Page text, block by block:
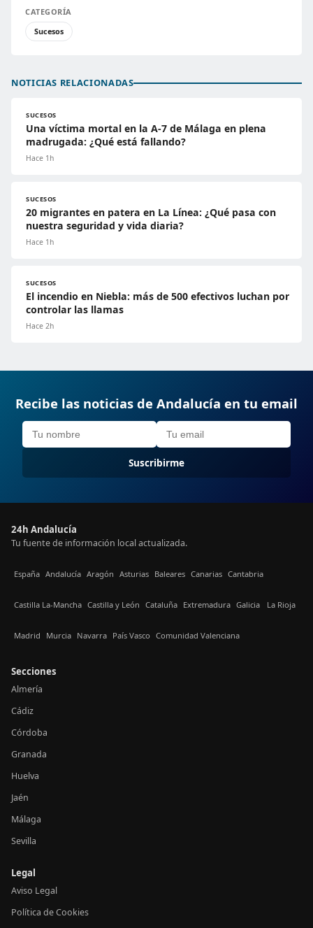
CATEGORÍA
Sucesos
NOTICIAS RELACIONADAS
SUCESOS
Una víctima mortal en la A-7 de Málaga en plena
madrugada: ¿Qué está fallando?
Hace 1h
SUCESOS
20 migrantes en patera en La Línea: ¿Qué pasa con
nuestra seguridad y vida diaria?
Hace 1h
SUCESOS
El incendio en Niebla: más de 500 efectivos luchan por
controlar las llamas
Hace 2h
Recibe las noticias de Andalucía en tu email
Suscribirme
24h Andalucía
Tu fuente de información local actualizada.
España Andalucía Aragón Asturias Baleares Canarias Cantabria
Castilla La-Mancha Castilla y León Cataluña Extremadura Galicia La Rioja
Madrid Murcia Navarra País Vasco Comunidad Valenciana
Secciones
Almería
Cádiz
Córdoba
Granada
Huelva
Jaén
Málaga
Sevilla
Legal
Aviso Legal
Política de Cookies